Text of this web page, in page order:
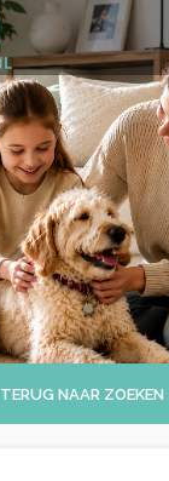
TERUG NAAR ZOEKEN